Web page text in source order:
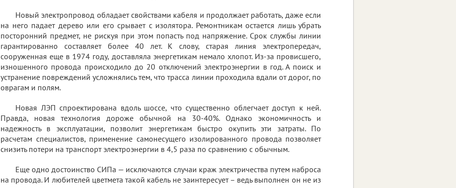
Новый электропровод обладает свойствами кабеля и продолжает работать, даже если
на него падает дерево или его срывает с изолятора. Ремонтникам остается лишь убрать
посторонний предмет, не рискуя при этом попасть под напряжение. Срок службы линии
гарантированно составляет более 40 лет. К слову, старая линия электропередач,
сооруженная еще в 1974 году, доставляла энергетикам немало хлопот. Из-за провисшего,
изношенного провода происходило до 20 отключений электроэнергии в год. А поиск и
устранение повреждений усложнялись тем, что трасса линии проходила вдали от дорог, по
оврагам и полям.
Новая ЛЭП спроектирована вдоль шоссе, что существенно облегчает доступ к ней.
Правда, новая технология дороже обычной на 30-40%. Однако экономичность и
надежность в эксплуатации, позволит энергетикам быстро окупить эти затраты. По
расчетам специалистов, применение самонесущего изолированного провода позволяет
снизить потери на транспорт электроэнергии в 4,5 раза по сравнению с обычным.
Еще одно достоинство СИПа — исключаются случаи краж электричества путем наброса
на провода. И любителей цветмета такой кабель не заинтересует – ведь выполнен он не из